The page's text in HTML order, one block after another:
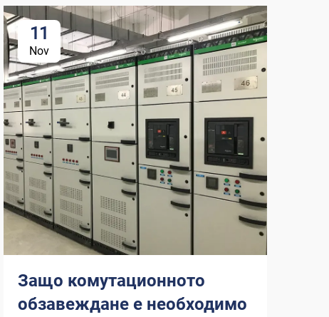
11
Nov
Защо комутационното
обзавеждане е необходимо